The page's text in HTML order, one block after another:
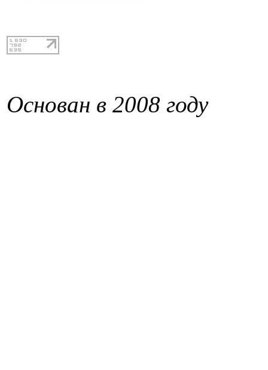
Основан в 2008 году